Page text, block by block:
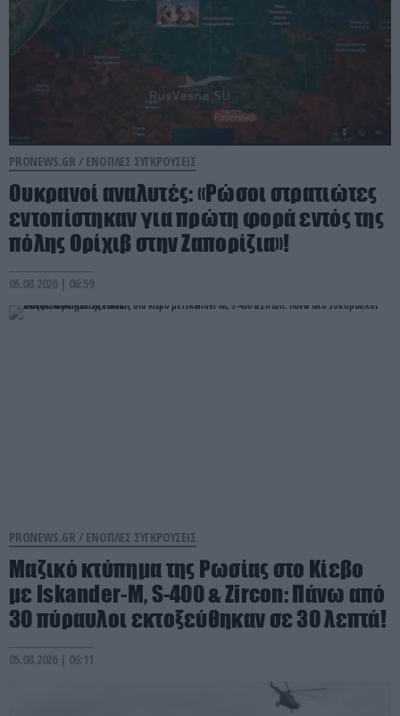
PRONEWS.GR / ΕΝΟΠΛΕΣ ΣΥΓΚΡΟΥΣΕΙΣ
Ουκρανοί αναλυτές: «Ρώσοι στρατιώτες
εντοπίστηκαν για πρώτη φορά εντός της
πόλης Ορίχιβ στην Ζαπορίζια»!
05.08.2026 | 06:59
PRONEWS.GR / ΕΝΟΠΛΕΣ ΣΥΓΚΡΟΥΣΕΙΣ
Μαζικό κτύπημα της Ρωσίας στο Κίεβο
με Iskander-Μ, S-400 & Zircon: Πάνω από
30 πύραυλοι εκτοξεύθηκαν σε 30 λεπτά!
05.08.2026 | 06:11